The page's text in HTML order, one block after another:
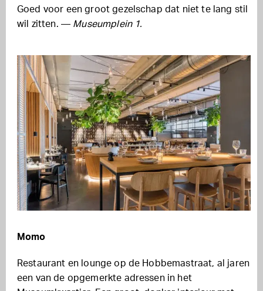
Goed voor een groot gezelschap dat niet te lang stil
wil zitten. — Museumplein 1.
Momo
Restaurant en lounge op de Hobbemastraat, al jaren
een van de opgemerkte adressen in het